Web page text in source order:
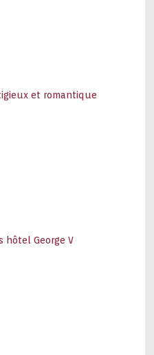
et romantique
hôtel George V